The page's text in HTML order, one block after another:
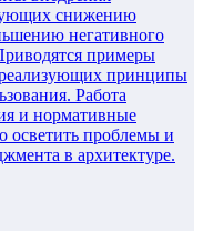
снижению
негативного
примеры
принципы
Работа
и нормативные
осветить проблемы и
в архитектуре.